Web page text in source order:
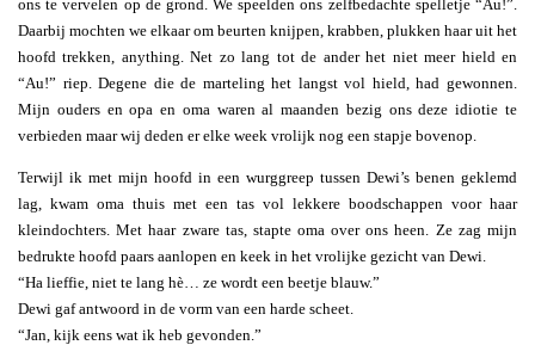
ons te vervelen op de grond. We speelden ons zelfbedachte spelletje “Au!”.
Daarbij mochten we elkaar om beurten knijpen, krabben, plukken haar uit het
hoofd trekken, anything. Net zo lang tot de ander het niet meer hield en
“Au!” riep. Degene die de marteling het langst vol hield, had gewonnen.
Mijn ouders en opa en oma waren al maanden bezig ons deze idiotie te
verbieden maar wij deden er elke week vrolijk nog een stapje bovenop.
Terwijl ik met mijn hoofd in een wurggreep tussen Dewi’s benen geklemd
lag, kwam oma thuis met een tas vol lekkere boodschappen voor haar
kleindochters. Met haar zware tas, stapte oma over ons heen. Ze zag mijn
bedrukte hoofd paars aanlopen en keek in het vrolijke gezicht van Dewi.
“Ha lieffie, niet te lang hè… ze wordt een beetje blauw.”
Dewi gaf antwoord in de vorm van een harde scheet.
“Jan, kijk eens wat ik heb gevonden.”